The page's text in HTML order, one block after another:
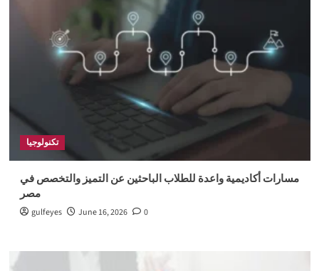
تكنولوجيا
مسارات أكاديمية واعدة للطلاب الباحثين عن التميز والتخصص في
مصر
gulfeyes June 16, 2026 0